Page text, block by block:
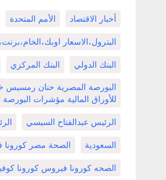
أخبار الاقتصاد الأمم المتحدة
البترول،الاسعار
البنك الدولي البنك المركزي
البورصة المصرية حنان رمسيس
للأوراق المالية مؤشرات
الرئيس عبدالفتاح السيسي
السعودية الصحة مصر كورونا
الصحه كورونا فيروس كورونا كوفيد19